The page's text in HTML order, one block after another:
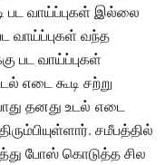
பட வாய்ப்புகள் இல்லை
வாய்ப்புகள் வந்த
பட வாய்ப்புகள்
எடை கூடி சற்று
தனது உடல் எடை
சமீபத்தில்
போஸ் கொடுத்த சில